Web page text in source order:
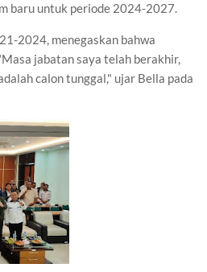
baru untuk periode 2024-2027.
2024, menegaskan bahwa
jabatan saya telah berakhir,
calon tunggal," ujar Bella pada